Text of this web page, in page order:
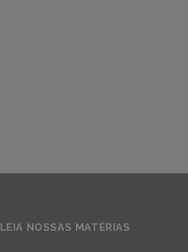
LEIA NOSSAS MATÉRIAS